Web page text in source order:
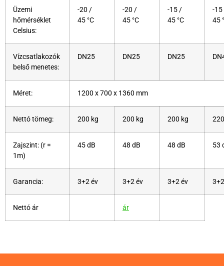
Üzemi
hőmérséklet
Celsius:
-20 /
45 °C
-20 /
45 °C
-15 /
45 °C
-
45
Vízcsatlakozók
belső menetes:
DN25 DN25 DN25
Méret: 1200 x 700 x 1360 mm
Nettó tömeg: 200 kg 200 kg 200 kg
Zajszint: (r =
1m)
45 dB 48 dB 48 dB 53
Garancia: 3+2 év 3+2 év 3+2 év
Nettó ár ár